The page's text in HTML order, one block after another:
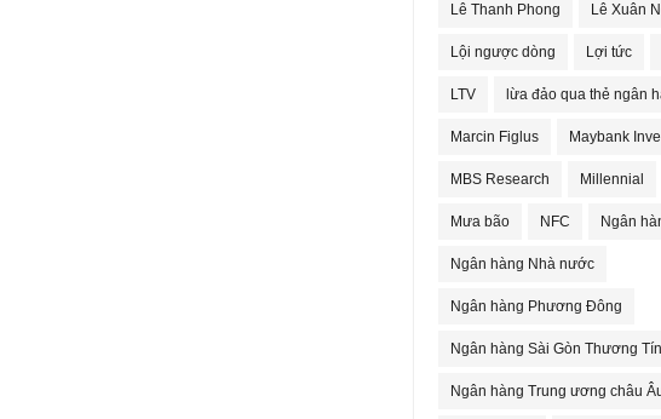
Lê Thanh Phong Lê Xuân
Lội ngược dòng Lợi tức
LTV lừa đảo qua thẻ ngân
Marcin Figlus Maybank
MBS Research Millennial
Mưa bão NFC Ngân
Ngân hàng Nhà nước
Ngân hàng Phương Đông
Ngân hàng Sài Gòn Thương Tín
Ngân hàng Trung ương châu